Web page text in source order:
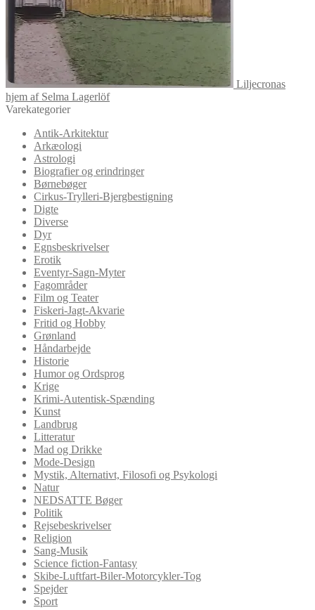
Liljecronas
hjem af Selma Lagerlöf
Varekategorier
Antik-Arkitektur
Arkæologi
Astrologi
Biografier og erindringer
Børnebøger
Cirkus-Trylleri-Bjergbestigning
Digte
Diverse
Dyr
Egnsbeskrivelser
Erotik
Eventyr-Sagn-Myter
Fagområder
Film og Teater
Fiskeri-Jagt-Akvarie
Fritid og Hobby
Grønland
Håndarbejde
Historie
Humor og Ordsprog
Krige
Krimi-Autentisk-Spænding
Kunst
Landbrug
Litteratur
Mad og Drikke
Mode-Design
Mystik, Alternativt, Filosofi og Psykologi
Natur
NEDSATTE Bøger
Politik
Rejsebeskrivelser
Religion
Sang-Musik
Science fiction-Fantasy
Skibe-Luftfart-Biler-Motorcykler-Tog
Spejder
Sport